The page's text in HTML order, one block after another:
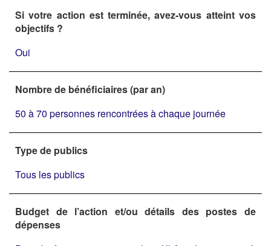
Si votre action est terminée, avez-vous atteint vos
objectifs ?
Oui
Nombre de bénéficiaires (par an)
50 à 70 personnes rencontrées à chaque journée
Type de publics
Tous les publics
Budget de l’action et/ou détails des postes de
dépenses